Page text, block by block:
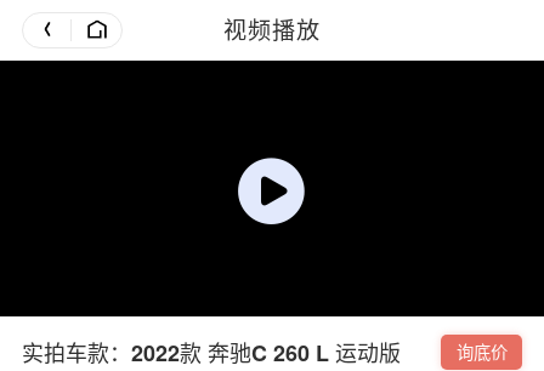
视频播放
实拍车款：2022款 奔驰C 260 L 运动版 询底价